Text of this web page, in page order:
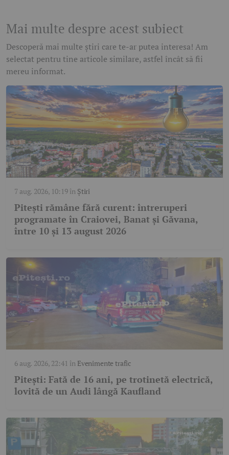
Mai multe despre acest subiect
Descoperă mai multe știri care te-ar putea interesa! Am
selectat pentru tine articole similare, astfel încât să fii
mereu informat.
7 aug. 2026, 10:19în Știri
Pitești rămâne fără curent: întreruperi
programate în Craiovei, Banat și Găvana,
între 10 și 13 august 2026
6 aug. 2026, 22:41 în Evenimente trafic
Pitești: Fată de 16 ani, pe trotinetă electrică,
lovită de un Audi lângă Kaufland